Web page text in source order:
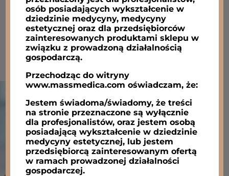
Medycyna rekonstrukcyjna​
osób posiadających wykształcenie w
dziedzinie medycyny, medycyny
estetycznej oraz dla przedsiębiorców
zainteresowanych produktami sklepu w
związku z prowadzoną działalnością
gospodarczą.
Przechodząc do witryny
www.massmedica.com oświadczam, że:
Jestem świadoma/świadomy, że treści
na stronie przeznaczone są wyłącznie
dla profesjonalistów, oraz jestem osobą
posiadającą wykształcenie w dziedzinie
medycyny estetycznej, lub jestem
przedsiębiorcą zainteresowanym ofertą
w ramach prowadzonej działalności
gospodarczej.